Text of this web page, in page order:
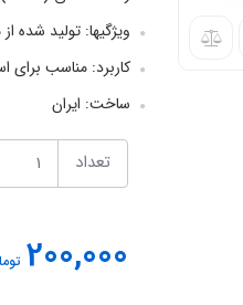
ویژگیها: تولید
کاربرد: مناسب برای
ساخت: ایران
تعداد
200,000